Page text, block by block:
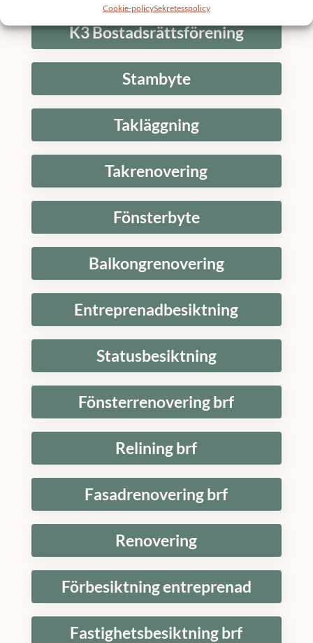
Cookie-policySekretesspolicy
K3 Bostadsrättsförening
Stambyte
Takläggning
Takrenovering
Fönsterbyte
Balkongrenovering
Entreprenadbesiktning
Statusbesiktning
Fönsterrenovering brf
Relining brf
Fasadrenovering brf
Renovering
Förbesiktning entreprenad
Fastighetsbesiktning brf